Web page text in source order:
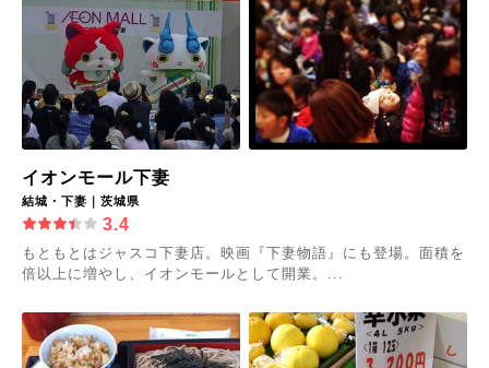
イオンモール下妻
結城・下妻｜茨城県
3.4
もともとはジャスコ下妻店。映画『下妻物語』にも登場。面積を
倍以上に増やし、イオンモールとして開業。...